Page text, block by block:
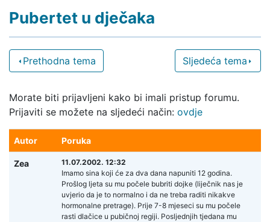
Pubertet u dječaka
Prethodna tema Sljedeća tema
Morate biti prijavljeni kako bi imali pristup forumu.
Prijaviti se možete na sljedeći način: ovdje
Autor Poruka
Zea
11.07.2002. 12:32
Imamo sina koji će za dva dana napuniti 12 godina.
Prošlog ljeta su mu počele bubriti dojke (liječnik nas je
uvjerio da je to normalno i da ne treba raditi nikakve
hormonalne pretrage). Prije 7-8 mjeseci su mu počele
rasti dlačice u pubičnoj regiji. Posljednjih tjedana mu